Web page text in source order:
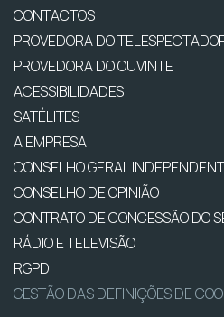
CONTACTOS
PROVEDORA DO
PROVEDORA DO OUVINTE
ACESSIBILIDADES
SATÉLITES
A EMPRESA
CONSELHO GERAL
CONSELHO DE OPINIÃO
CONTRATO DE CONCESSÃO DO
RÁDIO E TELEVISÃO
RGPD
GESTÃO DAS DEFINIÇÕES DE